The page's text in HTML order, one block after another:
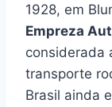
1928, em
Empreza
considerada
transporte
Brasil ainda